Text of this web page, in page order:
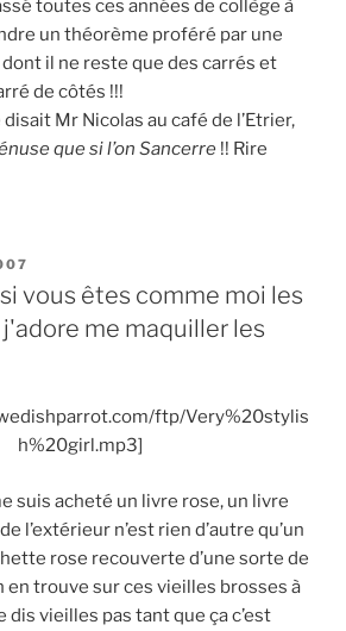
toutes ces années de collège à
un théorème proféré par une
il ne reste que des carrés et
de côtés !!!
Mr Nicolas au café de l’Etrier,
que si l’on Sancerre !! Rire
vous êtes comme moi les
me maquiller les
ftp/Very%20stylis
h%20girl.mp3]
suis acheté un livre rose, un livre
l’extérieur n’est rien d’autre qu’un
rose recouverte d’une sorte de
en trouve sur ces vieilles brosses à
vieilles pas tant que ça c’est